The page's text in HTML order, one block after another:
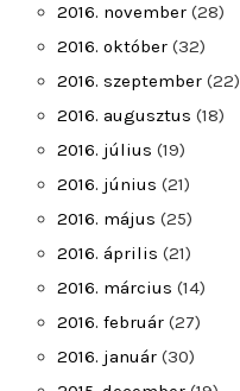
2016. november (28)
2016. október (32)
2016. szeptember (22)
2016. augusztus (18)
2016. július (19)
2016. június (21)
2016. május (25)
2016. április (21)
2016. március (14)
2016. február (27)
2016. január (30)